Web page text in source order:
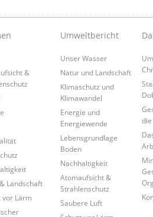
&
Landschaft
vor Lärm
Umweltbericht
Unser Wasser
Natur und Landschaft
Klimaschutz und
Klimawandel
Energie und
Energiewende
Lebensgrundlage
Boden
Nachhaltigkeit
Atomaufsicht &
Strahlenschutz
Saubere Luft
die